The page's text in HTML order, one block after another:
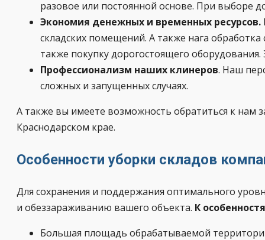
разовое или постоянной основе. При выборе
Экономия денежных и временных ресурсов.
складских помещений. А также нага
также покупку дорогостоящего
Профессионализм наших клинеров. Наш
сложных и запущенных случаях.
А также вы имеете возможность обратиться к
Краснодарском крае.
Особенности уборки складов
Для сохранения и поддержания оптимального
и обеззараживанию вашего объекта. К
Большая площадь обрабатываемой